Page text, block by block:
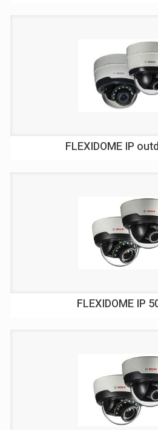
FLEXIDOME IP
FLEXIDOME IP